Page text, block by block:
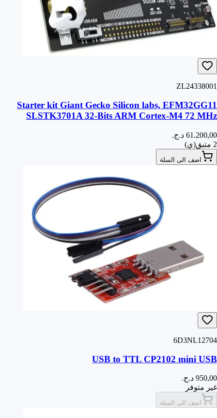
ZL24338001
Starter kit Giant Gecko Silicon labs, EFM32GG11
SLSTK3701A 32-Bits ARM Cortex-M4 72 MHz
2 متبق(ي)
اضف الى السلة
6D3NL12704
USB to TTL CP2102 mini USB
غير متوفر
اضف الى السلة